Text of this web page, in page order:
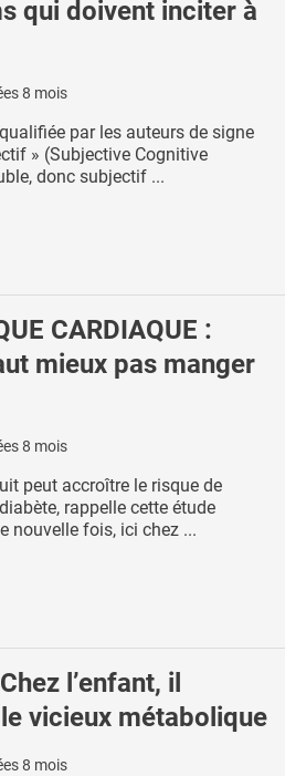
qui doivent inciter à
8 mois
par les auteurs de signe
» (Subjective Cognitive
donc subjectif ...
CARDIAQUE :
mieux pas manger
8 mois
peut accroître le risque de
rappelle cette étude
nouvelle fois, ici chez ...
l’enfant, il
vicieux métabolique
8 mois